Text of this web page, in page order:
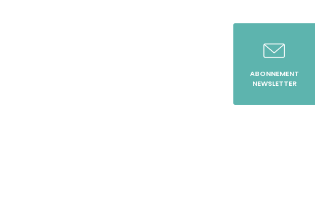
ABONNEMENT
NEWSLETTER